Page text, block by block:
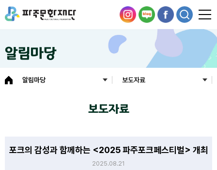
알림마당
알림마당 보도자료
보도자료
포크의 감성과 함께하는 <2025 파주포크페스티벌> 개최
2025.08.21